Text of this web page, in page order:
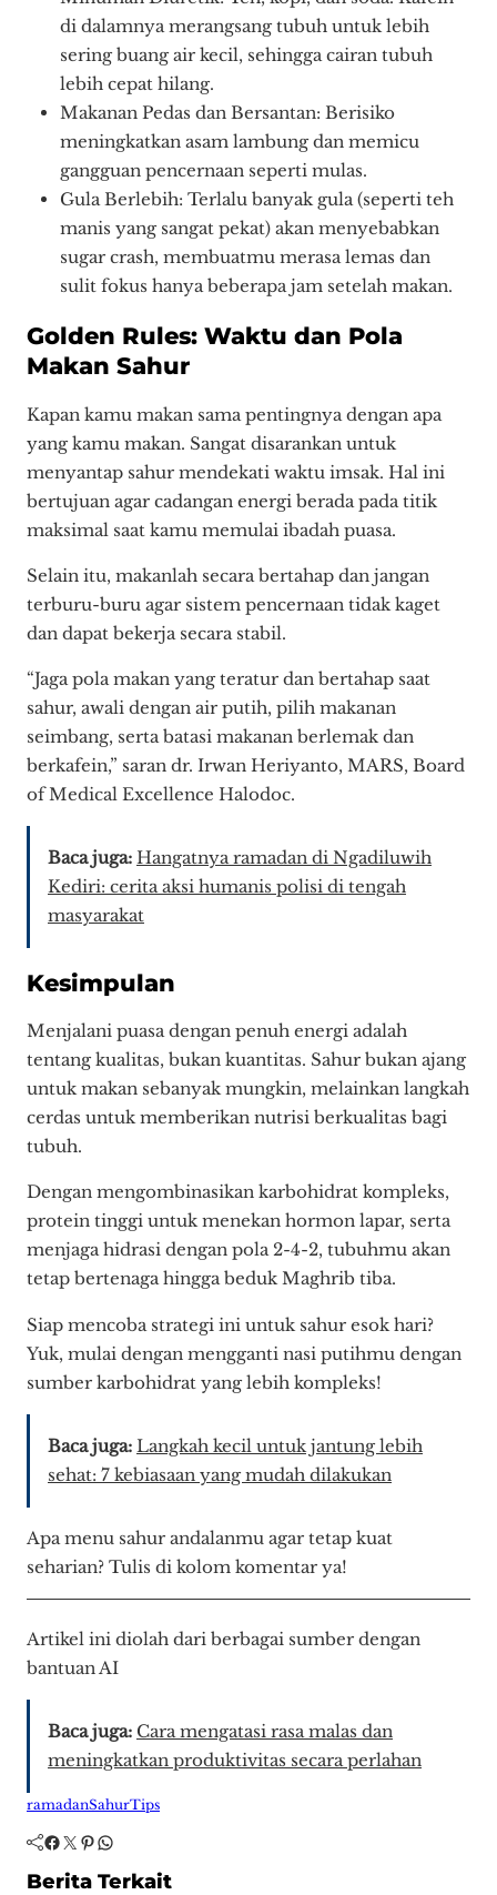
di dalamnya merangsang tubuh untuk lebih
sering buang air kecil, sehingga cairan tubuh
lebih cepat hilang.
Makanan Pedas dan Bersantan: Berisiko
meningkatkan asam lambung dan memicu
gangguan pencernaan seperti mulas.
Gula Berlebih: Terlalu banyak gula (seperti teh
manis yang sangat pekat) akan menyebabkan
sugar crash, membuatmu merasa lemas dan
sulit fokus hanya beberapa jam setelah makan.
Golden Rules: Waktu dan Pola
Makan Sahur
Kapan kamu makan sama pentingnya dengan apa
yang kamu makan. Sangat disarankan untuk
menyantap sahur mendekati waktu imsak. Hal ini
bertujuan agar cadangan energi berada pada titik
maksimal saat kamu memulai ibadah puasa.
Selain itu, makanlah secara bertahap dan jangan
terburu-buru agar sistem pencernaan tidak kaget
dan dapat bekerja secara stabil.
“Jaga pola makan yang teratur dan bertahap saat
sahur, awali dengan air putih, pilih makanan
seimbang, serta batasi makanan berlemak dan
berkafein,” saran dr. Irwan Heriyanto, MARS, Board
of Medical Excellence Halodoc.
Baca juga: Hangatnya ramadan di Ngadiluwih
Kediri: cerita aksi humanis polisi di tengah
masyarakat
Kesimpulan
Menjalani puasa dengan penuh energi adalah
tentang kualitas, bukan kuantitas. Sahur bukan ajang
untuk makan sebanyak mungkin, melainkan langkah
cerdas untuk memberikan nutrisi berkualitas bagi
tubuh.
Dengan mengombinasikan karbohidrat kompleks,
protein tinggi untuk menekan hormon lapar, serta
menjaga hidrasi dengan pola 2-4-2, tubuhmu akan
tetap bertenaga hingga beduk Maghrib tiba.
Siap mencoba strategi ini untuk sahur esok hari?
Yuk, mulai dengan mengganti nasi putihmu dengan
sumber karbohidrat yang lebih kompleks!
Baca juga: Langkah kecil untuk jantung lebih
sehat: 7 kebiasaan yang mudah dilakukan
Apa menu sahur andalanmu agar tetap kuat
seharian? Tulis di kolom komentar ya!
Artikel ini diolah dari berbagai sumber dengan
bantuan AI
Baca juga: Cara mengatasi rasa malas dan
meningkatkan produktivitas secara perlahan
ramadanSahurTips
Facebook Twitter Pinterest WhatsApp
Berita Terkait